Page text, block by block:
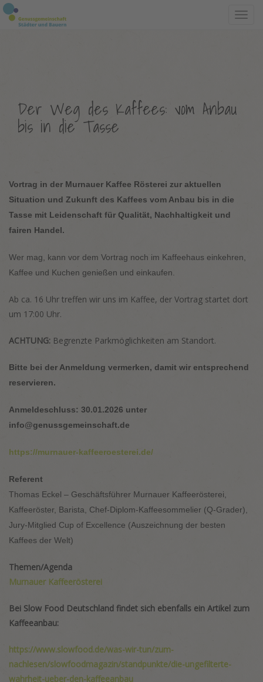
Der Weg des Kaffees: vom Anbau
bis in die Tasse
Vortrag in der Murnauer Kaffee Rösterei zur aktuellen
Situation und Zukunft des Kaffees vom Anbau bis in die
Tasse mit Leidenschaft für Qualität, Nachhaltigkeit und
fairen Handel.
Wer mag, kann vor dem Vortrag noch im Kaffeehaus einkehren,
Kaffee und Kuchen genießen und einkaufen.
Ab ca. 16 Uhr treffen wir uns im Kaffee, der Vortrag startet dort
um 17:00 Uhr.
ACHTUNG: Begrenzte Parkmöglichkeiten am Standort.
Bitte bei der Anmeldung vermerken, damit wir entsprechend
reservieren.
Anmeldeschluss: 30.01.2026 unter
info@genussgemeinschaft.de
https://murnauer-kaffeeroesterei.de/
Referent
Thomas Eckel – Geschäftsführer Murnauer Kaffeerösterei,
Kaffeeröster, Barista, Chef-Diplom-Kaffeesommelier (Q-Grader),
Jury-Mitglied Cup of Excellence (Auszeichnung der besten
Kaffees der Welt)
Themen/Agenda
Murnauer Kaffeerösterei
Bei Slow Food Deutschland findet sich ebenfalls ein Artikel zum
Kaffeeanbau:
https://www.slowfood.de/was-wir-tun/zum-
nachlesen/slowfoodmagazin/standpunkte/die-ungefilterte-
wahrheit-ueber-den-kaffeeanbau